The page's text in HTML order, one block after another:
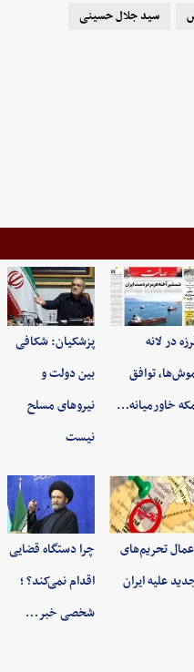
سید جلال حسینی
در لانه
توافق
خاورمیانه…
پزشکیان: شکافی
بین دولت و
نیروهای مسلح
نیست
تحریم‌های
علیه ایران
چرا دستگاه قضایی
اقدام نمی‌کند؟ ؛
شخصی خبر…